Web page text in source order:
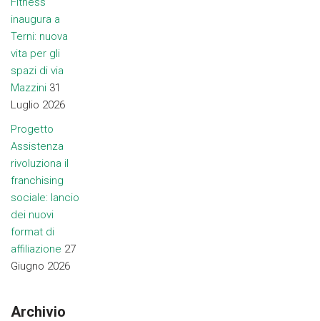
inaugura a
Terni: nuova
vita per gli
spazi di via
Mazzini 31
Luglio 2026
Progetto
Assistenza
rivoluziona il
franchising
sociale: lancio
dei nuovi
format di
affiliazione 27
Giugno 2026
Archivio